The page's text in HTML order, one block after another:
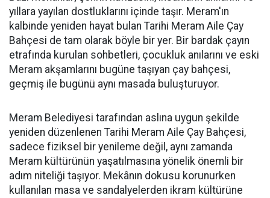
yıllara yayılan dostluklarını içinde taşır. Meram'ın
kalbinde yeniden hayat bulan Tarihi Meram Aile Çay
Bahçesi de tam olarak böyle bir yer. Bir bardak çayın
etrafında kurulan sohbetleri, çocukluk anılarını ve eski
Meram akşamlarını bugüne taşıyan çay bahçesi,
geçmiş ile bugünü aynı masada buluşturuyor.
Meram Belediyesi tarafından aslına uygun şekilde
yeniden düzenlenen Tarihi Meram Aile Çay Bahçesi,
sadece fiziksel bir yenileme değil, aynı zamanda
Meram kültürünün yaşatılmasına yönelik önemli bir
adım niteliği taşıyor. Mekânın dokusu korunurken
kullanılan masa ve sandalyelerden ikram kültürüne